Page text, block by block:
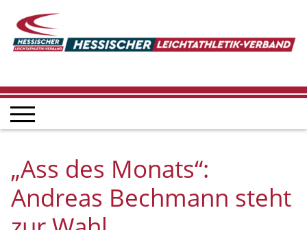
„Ass des Monats“:
Andreas Bechmann steht